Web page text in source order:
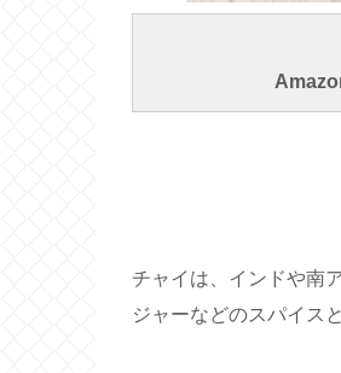
チャイは、インドや南
ジャーなどのスパイス